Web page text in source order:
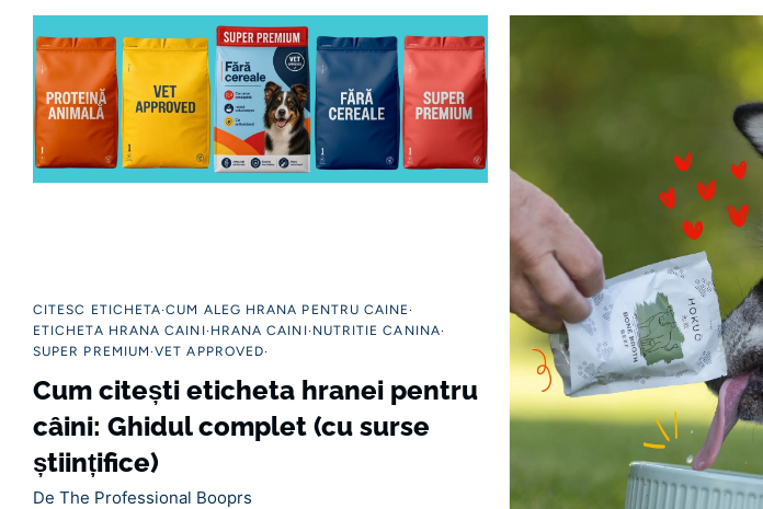
CITESC ETICHETA CUM ALEG HRANA PENTRU CAINE
ETICHETA HRANA CAINI HRANA CAINI NUTRITIE CANINA
SUPER PREMIUM VET APPROVED
Cum citești eticheta hranei pentru
câini: Ghidul complet (cu surse
științifice)
De The Professional Booprs